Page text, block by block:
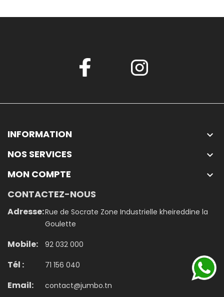
INFORMATION 
NOS SERVICES 
MON COMPTE 
CONTACTEZ-NOUS
Adresse:Rue de Socrate Zone Industrielle kheireddine la
Goulette
Mobile: 92 032 000
Tél : 71 156 040
Email: contact@jumbo.tn